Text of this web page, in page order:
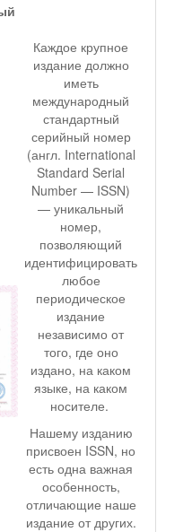
Каждое крупное
издание должно
иметь
международный
стандартный
серийный номер
(англ. International
Standard Serial
Number — ISSN)
— уникальный
номер,
позволяющий
идентифицировать
любое
периодическое
издание
независимо от
того, где оно
издано, на каком
языке, на каком
носителе.
Нашему изданию
присвоен ISSN, но
есть одна важная
особенность,
отличающие наше
издание от других.